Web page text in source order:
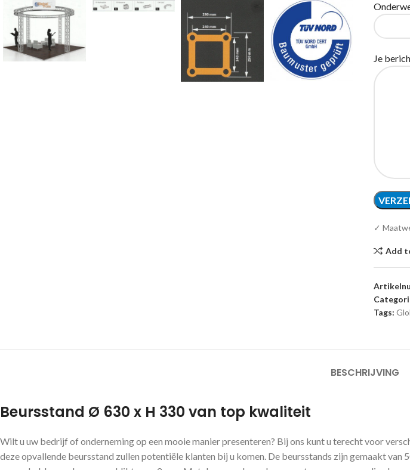
Je
✓
Add
Tags:
BESCHRIJVING
Beursstand Ø 630 x H 330 van top kwaliteit
Wilt u uw bedrijf of onderneming op een mooie manier presenteren? Bij ons kunt u terecht voor
deze opvallende beursstand zullen potentiële klanten bij u komen. De beursstands zijn gemaakt